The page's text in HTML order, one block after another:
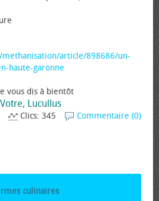
article/898686/un-
haute-garonne
vous dis à bientôt
Lucullus
Commentaire (0)
Clics: 345
culinaires